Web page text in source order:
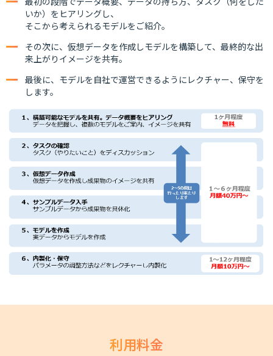
いか）をヒアリングし、
そこから考えられるモデルをご紹介。
その次に、仮想データを作成しモデルを構築して、最終的な出
来上がりイメージを共有。
最後に、モデルを自社で運営できるようにレクチャー、保守を
します。
利用料金